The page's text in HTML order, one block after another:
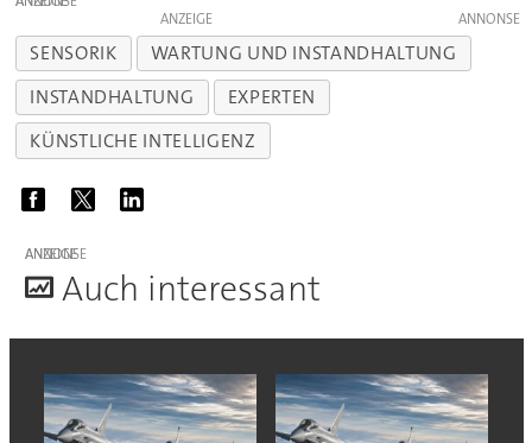
ANZEIGE
SENSORIK
WARTUNG UND INSTANDHALTUNG
INSTANDHALTUNG
EXPERTEN
KÜNSTLICHE INTELLIGENZ
ANZEIGE
Auch interessant